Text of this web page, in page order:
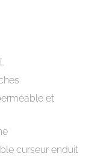
et
curseur enduit